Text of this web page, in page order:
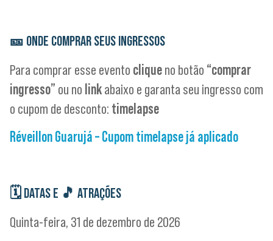
🎫 ONDE COMPRAR SEUS INGRESSOS
Para comprar esse evento cliqueno botão “comprar
ingresso” ou no linkabaixo e garanta seu ingresso com
o cupom de desconto: timelapse
Réveillon Guarujá – Cupom timelapse já aplicado
🗓 DATAS E 🎵 ATRAÇÕES
Quinta-feira, 31 de dezembro de 2026